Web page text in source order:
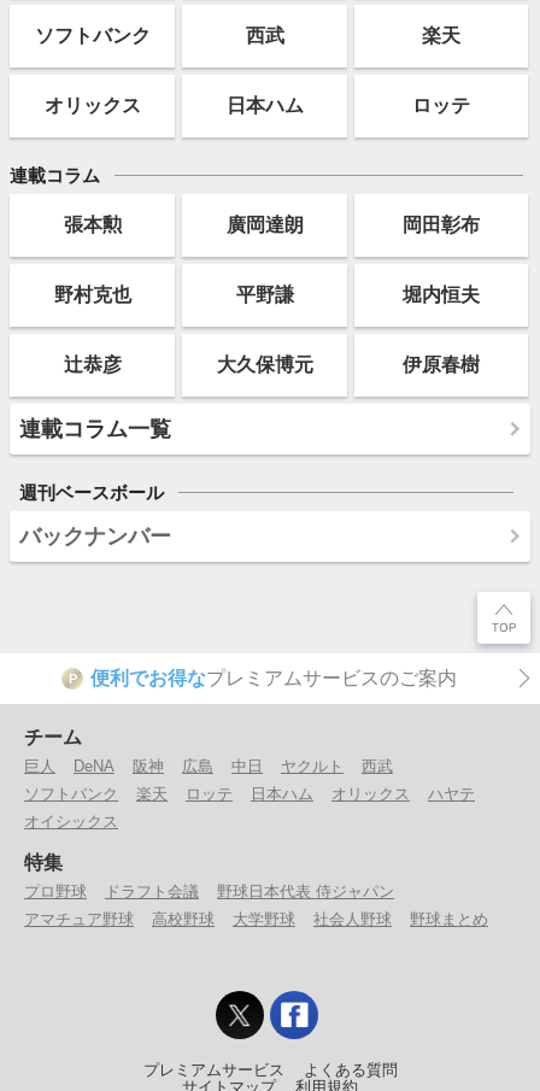
ソフトバンク 西武 楽天
オリックス 日本ハム ロッテ
連載コラム
張本勲 廣岡達朗 岡田彰布
野村克也 平野謙 堀内恒夫
辻恭彦 大久保博元 伊原春樹
連載コラム一覧
週刊ベースボール
バックナンバー
P 便利でお得なプレミアムサービスのご案内
チーム
巨人 DeNA 阪神 広島 中日 ヤクルト
西武
ソフトバンク
楽天 ロッテ 日本ハム オリックス
ハヤテ
オイシックス
特集
プロ野球 ドラフト会議
野球日本代表 侍ジャパン
アマチュア野球
高校野球 大学野球 社会人野球 野球まとめ
プレミアムサービス
よくある質問